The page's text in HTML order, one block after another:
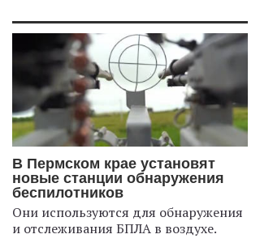
В Пермском крае установят
новые станции обнаружения
беспилотников
Они используются для обнаружения
и отслеживания БПЛА в воздухе.